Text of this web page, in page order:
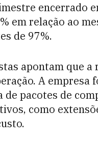
encerrado
em relação ao
de 97%.
apontam que
A empresa
de pacotes de
como